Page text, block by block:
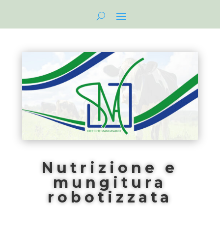
Nutrizione e
mungitura
robotizzata